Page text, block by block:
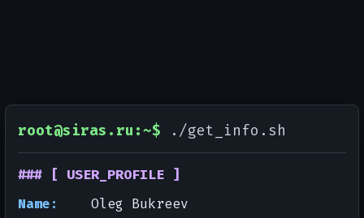
root@siras.ru:~$ ./get_info.sh
### [ USER_PROFILE ]
Name:
Oleg Bukreev